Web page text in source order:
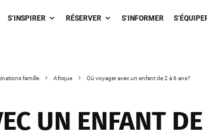
S’INSPIRER RÉSERVER S’INFORMER
famille Afrique Où voyager avec un enfant de 2 à 6 ans?
UN ENFANT